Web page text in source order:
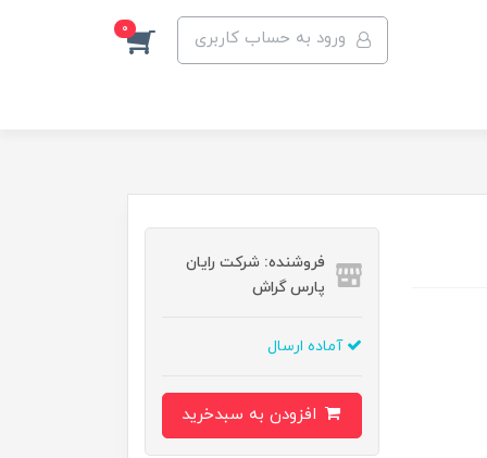
ورود به حساب کاربری 0
فروشنده: شرکت رایان
پارس گراش
آماده ارسال